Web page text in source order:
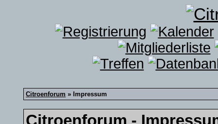
Citroenforum » Impressum
Citroenforum -